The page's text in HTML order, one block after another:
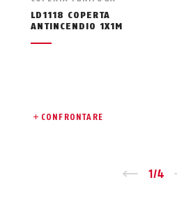
LD1118 COPERTA
ANTINCENDIO 1X1M
CONFRONTARE
Zurück
1/4